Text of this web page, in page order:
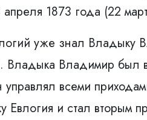
1873 года (22
уже знал Владыку
Владыка Владимир был
управлял всеми
Евлогия и стал вторым